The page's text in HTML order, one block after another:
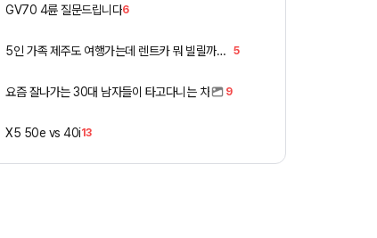
GV70 4륜 질문드립니다6
5인 가족 제주도 여행가는데 렌트카 뭐 빌릴까요 ㅎ 5
요즘 잘나가는 30대 남자들이 타고다니는 차 9
X5 50e vs 40i13